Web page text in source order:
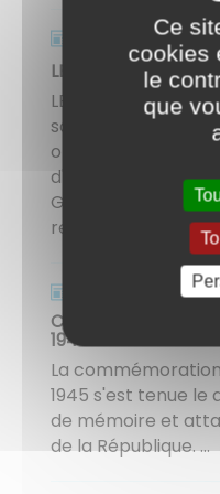
Actualités
LE CONSEIL DES
LE CONSEIL DES
samedi 12 juin à la
officiellement
d'installation du
Givry : 20 jeunes de
rentrée ...
Commémoration
1945
La
1945 s'est tenue le
de mémoire et
de la République. ...
Ce
cookies
le
que